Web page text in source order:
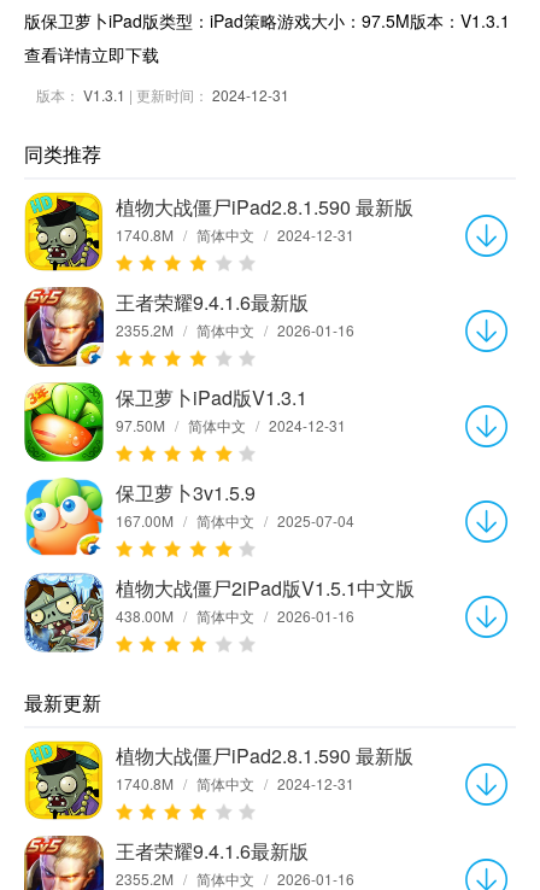
版保卫萝卜iPad版类型：iPad策略游戏大小：97.5M版本：V1.3.1
查看详情立即下载
版本： V1.3.1 | 更新时间： 2024-12-31
同类推荐
植物大战僵尸iPad2.8.1.590 最新版
1740.8M / 简体中文 / 2024-12-31
王者荣耀9.4.1.6最新版
2355.2M / 简体中文 / 2026-01-16
保卫萝卜iPad版V1.3.1
97.50M / 简体中文 / 2024-12-31
保卫萝卜3v1.5.9
167.00M / 简体中文 / 2025-07-04
植物大战僵尸2iPad版V1.5.1中文版
438.00M / 简体中文 / 2026-01-16
最新更新
植物大战僵尸iPad2.8.1.590 最新版
1740.8M / 简体中文 / 2024-12-31
王者荣耀9.4.1.6最新版
2355.2M / 简体中文 / 2026-01-16